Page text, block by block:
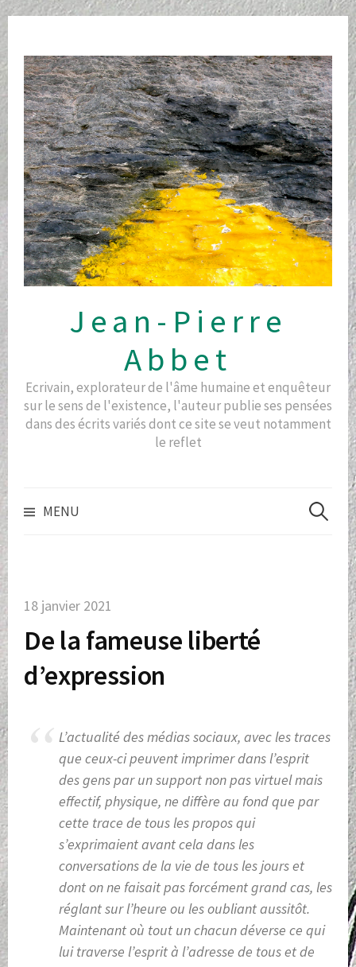
Skip
to
content
Jean-Pierre
Abbet
Ecrivain, explorateur de l'âme humaine et enquêteur
sur le sens de l'existence, l'auteur publie ses pensées
dans des écrits variés dont ce site se veut notamment
le reflet
MENU
18 janvier 2021
De la fameuse liberté
d’expression
L’actualité des médias sociaux, avec les traces
que ceux-ci peuvent imprimer dans l’esprit
des gens par un support non pas virtuel mais
effectif, physique, ne diffère au fond que par
cette trace de tous les propos qui
s’exprimaient avant cela dans les
conversations de la vie de tous les jours et
dont on ne faisait pas forcément grand cas, les
réglant sur l’heure ou les oubliant aussitôt.
Maintenant où tout un chacun déverse ce qui
lui traverse l’esprit à l’adresse de tous et de